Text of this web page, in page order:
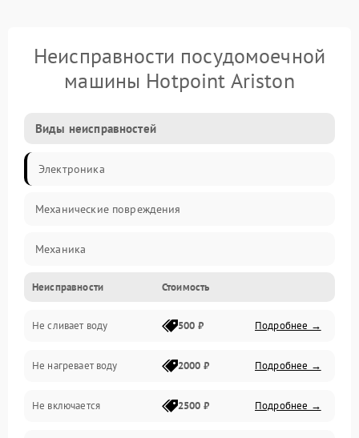
Неисправности посудомоечной
машины Hotpoint Ariston
Виды неисправностей
Электроника
Механические повреждения
Механика
Управление
Электропитание
Датчики
Нагрев
Неисправности Стоимость
Не сливает воду 500 ₽ Подробнее →
Не нагревает воду 2000 ₽ Подробнее →
Не включается 2500 ₽ Подробнее →